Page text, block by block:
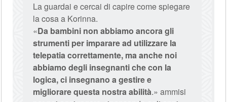
La guardai e cercai di capire come spiegare
la cosa a Korinna.
«Da bambini non abbiamo ancora gli
strumenti per imparare ad utilizzare la
telepatia correttamente, ma anche noi
abbiamo degli insegnanti che con la
logica, ci insegnano a gestire e
migliorare questa nostra abilità.» ammisi